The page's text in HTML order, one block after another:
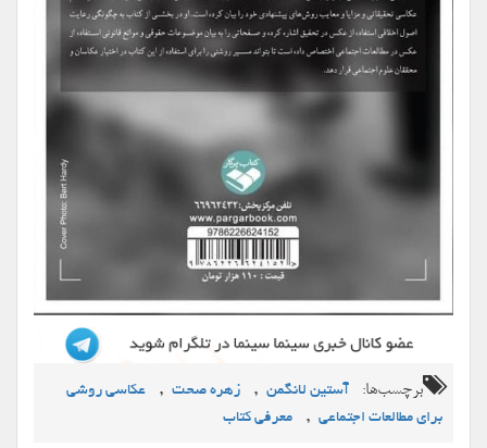
برچسب‌ها: آستین لانگمن , زهره صحت ,
عکاسی روشی
برای مطالعات اجتماعی , معرفی کتاب